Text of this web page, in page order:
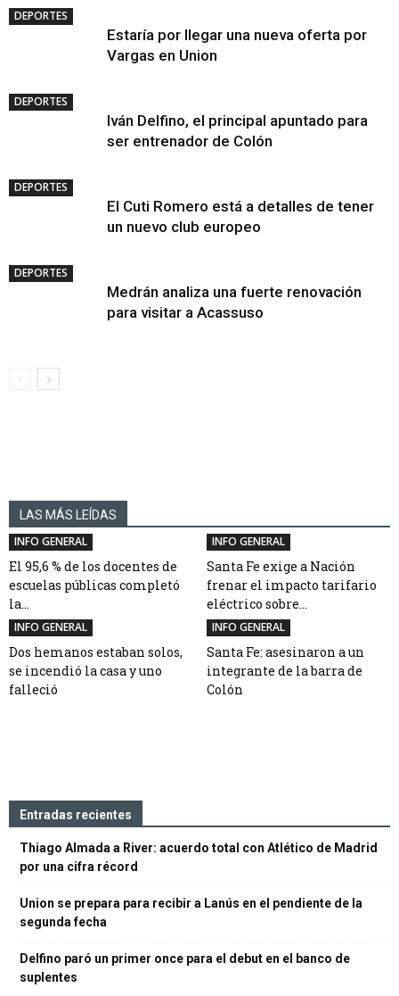
DEPORTES
Estaría por llegar una nueva oferta por
Vargas en Union
DEPORTES
Iván Delfino, el principal apuntado para
ser entrenador de Colón
DEPORTES
El Cuti Romero está a detalles de tener
un nuevo club europeo
DEPORTES
Medrán analiza una fuerte renovación
para visitar a Acassuso
LAS MÁS LEÍDAS
INFO GENERAL
El 95,6 % de los docentes de
escuelas públicas completó
la...
INFO GENERAL
Santa Fe exige a Nación
frenar el impacto tarifario
eléctrico sobre...
INFO GENERAL
Dos hemanos estaban solos,
se incendió la casa y uno
falleció
INFO GENERAL
Santa Fe: asesinaron a un
integrante de la barra de
Colón
Entradas recientes
Thiago Almada a River: acuerdo total con Atlético de Madrid
por una cifra récord
Union se prepara para recibir a Lanús en el pendiente de la
segunda fecha
Delfino paró un primer once para el debut en el banco de
suplentes